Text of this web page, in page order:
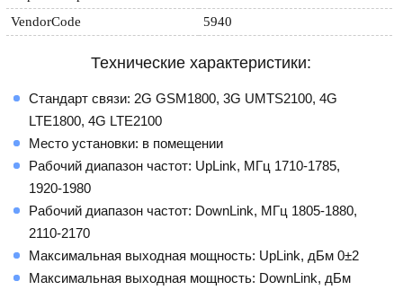
VendorCode
5940
Технические характеристики:
Стандарт связи: 2G GSM1800, 3G UMTS2100, 4G
LTE1800, 4G LTE2100
Место установки: в помещении
Рабочий диапазон частот: UpLink, МГц 1710-1785,
1920-1980
Рабочий диапазон частот: DownLink, МГц 1805-1880,
2110-2170
Максимальная выходная мощность: UpLink, дБм 0±2
Максимальная выходная мощность: DownLink, дБм